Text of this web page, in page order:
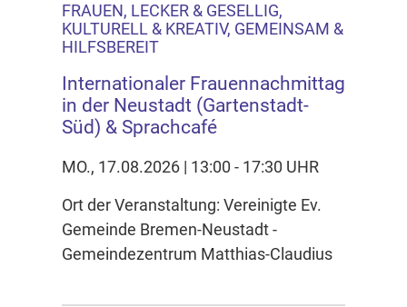
FRAUEN, LECKER & GESELLIG,
KULTURELL & KREATIV, GEMEINSAM &
HILFSBEREIT
Internationaler Frauennachmittag
in der Neustadt (Gartenstadt-
Süd) & Sprachcafé
MO., 17.08.2026 | 13:00 - 17:30 UHR
Ort der Veranstaltung: Vereinigte Ev.
Gemeinde Bremen-Neustadt -
Gemeindezentrum Matthias-Claudius